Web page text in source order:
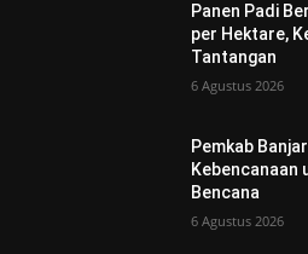
Panen Padi
per Hektare,
Tantangan
6 Agustus 2026
Pemkab
Kebencanaan
Bencana
6 Agustus 2026